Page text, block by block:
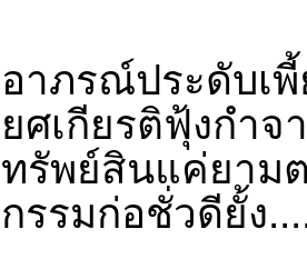
อาภรณ์ประดับเพี้
ยศเกียรติฟุ้งกำจ
ทรัพย์สินแค่ยาม
กรรมก่อชั่วดียั้ง